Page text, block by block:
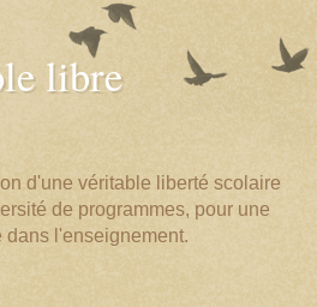
libre
d'une véritable liberté scolaire
de programmes, pour une
dans l'enseignement.